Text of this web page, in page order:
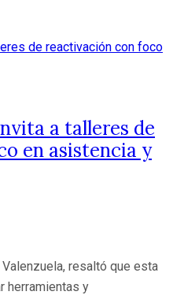
a talleres de
en asistencia y
resaltó que esta
herramientas y